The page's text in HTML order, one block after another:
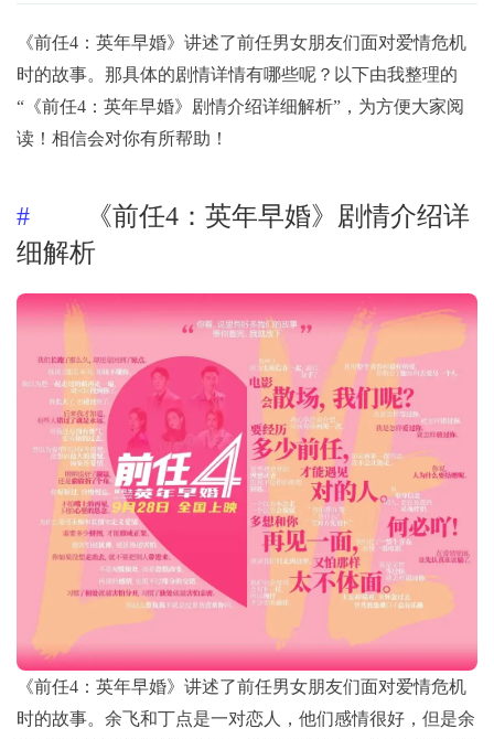
《前任4：英年早婚》讲述了前任男女朋友们面对爱情危机
时的故事。那具体的剧情详情有哪些呢？以下由我整理的
“《前任4：英年早婚》剧情介绍详细解析”，为方便大家阅
读！相信会对你有所帮助！
《前任4：英年早婚》剧情介绍详
细解析
《前任4：英年早婚》讲述了前任男女朋友们面对爱情危机
时的故事。余飞和丁点是一对恋人，他们感情很好，但是余